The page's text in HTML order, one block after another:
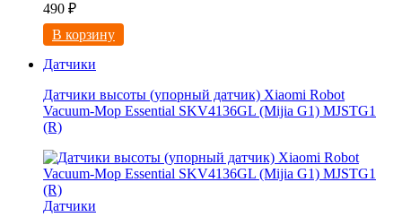
490 ₽
В корзину
Датчики
Датчики высоты (упорный датчик) Xiaomi Robot
Vacuum-Mop Essential SKV4136GL (Mijia G1) MJSTG1
(R)
Датчики